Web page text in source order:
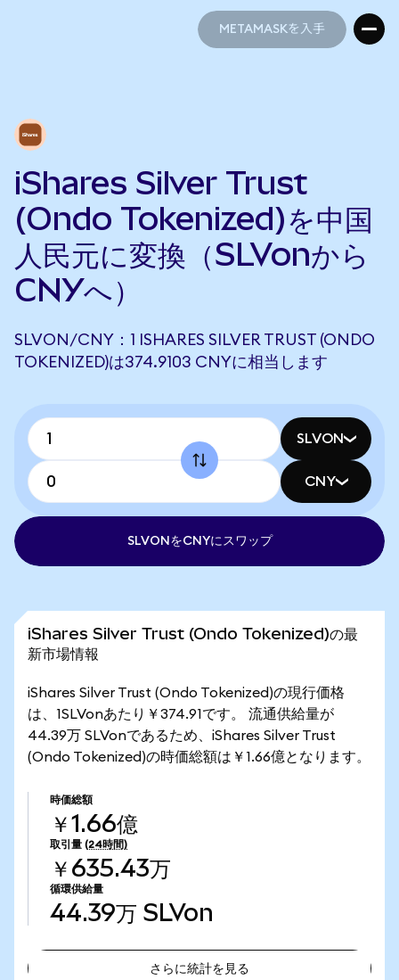
METAMASKを入手
iShares Silver Trust
(Ondo Tokenized)を中国
人民元に変換（SLVonから
CNYへ）
SLVON/CNY：1 ISHARES SILVER TRUST (ONDO
TOKENIZED)は374.9103 CNYに相当します
SLVON
CNY
SLVONをCNYにスワップ
iShares Silver Trust (Ondo Tokenized)の最
新市場情報
iShares Silver Trust (Ondo Tokenized)の現行価格
は、1SLVonあたり￥374.91です。 流通供給量が
44.39万 SLVonであるため、iShares Silver Trust
(Ondo Tokenized)の時価総額は￥1.66億となります。
時価総額
￥1.66億
取引量 (24時間)
￥635.43万
循環供給量
44.39万 SLVon
さらに統計を見る